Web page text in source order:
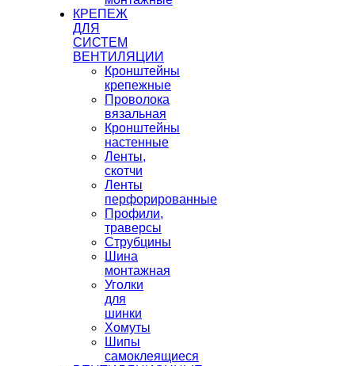
КРЕПЕЖ
ДЛЯ
СИСТЕМ
ВЕНТИЛЯЦИИ
Кронштейны
крепежные
Проволока
вязальная
Кронштейны
настенные
Ленты,
скотчи
Ленты
перфорированные
Профили,
траверсы
Струбцины
Шина
монтажная
Уголки
для
шинки
Хомуты
Шипы
самоклеящиеся